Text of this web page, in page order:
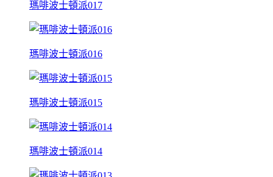
瑪啡波士頓派017
瑪啡波士頓派016
瑪啡波士頓派015
瑪啡波士頓派014